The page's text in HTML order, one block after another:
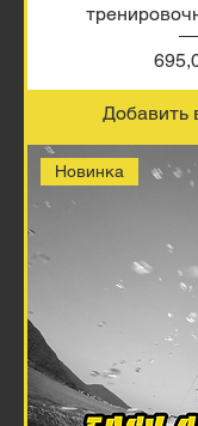
Цена
Добавить
Новинка